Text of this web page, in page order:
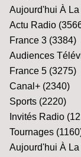
Aujourd'hui À
Actu Radio
France 3 (3384)
Audiences
France 5 (3275)
Canal+ (2340)
Sports (2220)
Invités Radio
Tournages
Aujourd'hui À